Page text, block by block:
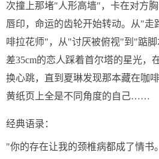
次撞上那堵"人形高墙"，卡在对方
唇印，命运的齿轮开始转动。从"走
啡拉花师"，从"讨厌被俯视"到"踮
差35cm的恋人踩着首尔塔的星光，
换心跳，直到夏琳发现那本藏在咖
黄纸页上全是不同角度的自己……
经典语录：
"你的存在让我的颈椎病都成了情书